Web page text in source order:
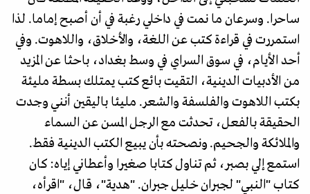
ساحرا. وسرعان ما نمت في داخلي رغبة في أن أصبح إماما. لذا
استمررت في قراءة كتب عن اللغة، والأخلاق، واللاهوت. وفي
أحد الأيام، في سوق السراي في وسط بغداد، باحثا عن المزيد
من الأدبيات الدينية، التقيت بائع كتب يمتلك بسطة مليئة
بكتب اللاهوت والفلسفة والشعر. مليئا باليقين أنني وجدت
الحقيقة بالفعل، تحدثت مع الرجل المسن عن السماء
والملائكة والجحيم. ونصحته بأن يبيع الكتب الدينية فقط.
استمع إلي بصبر، ثم تناول كتابا صغيرا وأعطاني إياه: كان
كتاب "النبي" لجبران خليل جبران. "هدية"، قال، "اقرأه،